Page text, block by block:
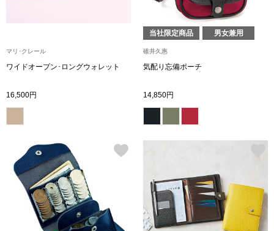
ダーウェア
アクセサリー
クラッチバッグ
ボディバッグ
スーツケース
シューズ
マリ･クレール
ワイドオープン･ロングウォレット
16,500円
当社限定商品 男女兼用
碓井久惠
気配り忘備ポーチ
14,850円